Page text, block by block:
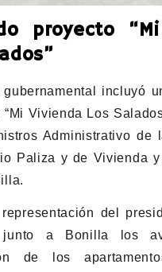
proyecto
gubernamental incluyó
Vivienda Los
Administrativo de
Paliza y de Vivienda
del
junto a Bonilla los
de los